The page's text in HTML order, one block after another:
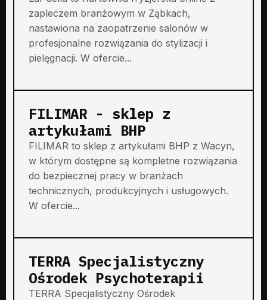
zapleczem branżowym w Ząbkach,
nastawiona na zaopatrzenie salonów w
profesjonalne rozwiązania do stylizacji i
pielęgnacji. W ofercie...
FILIMAR - sklep z
artykułami BHP
FILIMAR to sklep z artykułami BHP z Wacyn,
w którym dostępne są kompletne rozwiązania
do bezpiecznej pracy w branżach
technicznych, produkcyjnych i usługowych.
W ofercie...
TERRA Specjalistyczny
Ośrodek Psychoterapii
TERRA Specjalistyczny Ośrodek